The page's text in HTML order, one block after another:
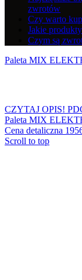
zwrotów
Czy warto
Jakie
Czym są
Paleta MIX
CZYTAJ OPIS!
Paleta MIX
Cena detaliczna
Scroll to top